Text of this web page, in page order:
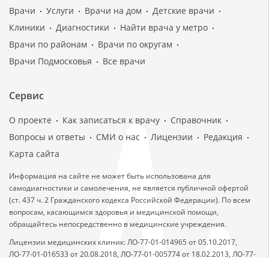
Врачи Услуги Врачи на дом
Детские врачи
Клиники
Диагностики
Найти врача у метро
Врачи по районам
Врачи по округам
Врачи Подмосковья
Все врачи
Сервис
О проекте Как записаться к врачу
Справочник
Вопросы и ответы
СМИ о нас Лицензии
Редакция
Карта сайта
Информация на сайте не может быть использована для
самодиагностики и самолечения, не является публичной офертой
(ст. 437 ч. 2 Гражданского кодекса Российской Федерации). По всем
вопросам, касающимся здоровья и медицинской помощи,
обращайтесь непосредственно в медицинские учреждения.
Лицензии медицинских клиник: ЛО-77-01-014965 от 05.10.2017,
ЛО-77-01-016533 от 20.08.2018, ЛО-77-01-005774 от 18.02.2013, ЛО-77-